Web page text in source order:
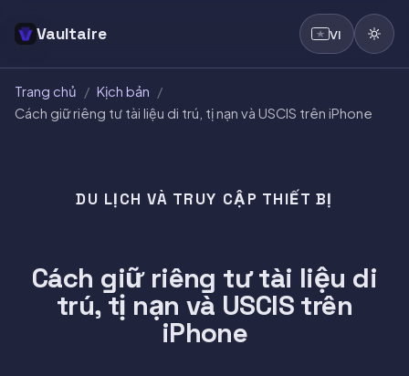
Vaultaire VI
Trang chủ / Kịch bản /
Cách giữ riêng tư tài liệu di trú, tị nạn và USCIS trên iPhone
DU LỊCH VÀ TRUY CẬP THIẾT BỊ
Cách giữ riêng tư tài liệu di
trú, tị nạn và USCIS trên
iPhone